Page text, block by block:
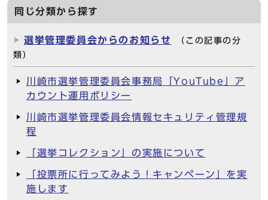
同じ分類から探す
選挙管理委員会からのお知らせ
（この記事の分
類）
川崎市選挙管理委員会事務局「YouTube」ア
カウント運用ポリシー
川崎市選挙管理委員会情報セキュリティ管理規
程
「選挙コレクション」の実施について
「投票所に行ってみよう！キャンペーン」を実
施します